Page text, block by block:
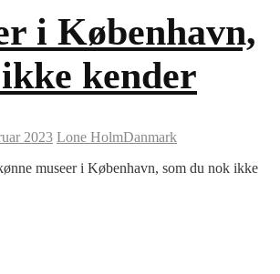
i København,
kender
2023 Lone HolmDanmark
museer i København, som du nok ikke